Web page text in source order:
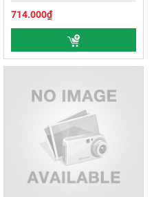
714.000₫